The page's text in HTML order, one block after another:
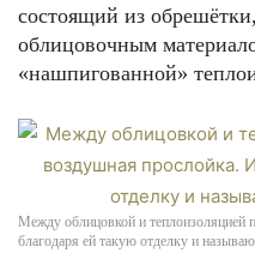
состоящий из
облицовочным
«нашпигованной»
Между облицовкой и теплоизоляцией
благодаря ей такую отделку и